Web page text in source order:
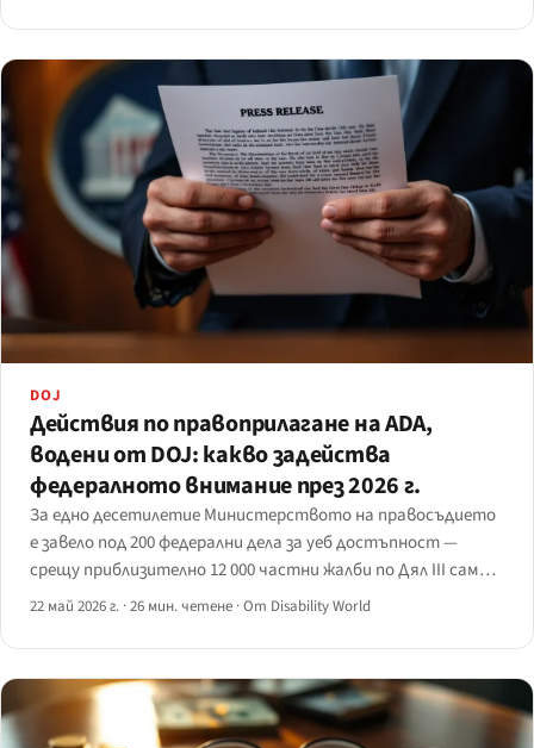
DOJ
Действия по правоприлагане на ADA,
водени от DOJ: какво задейства
федералното внимание през 2026 г.
За едно десетилетие Министерството на правосъдието
е завело под 200 федерални дела за уеб достъпност —
срещу приблизително 12 000 частни жалби по Дял III само
през 2024 г.
22 май 2026 г. ·26 мин. четене ·От Disability World